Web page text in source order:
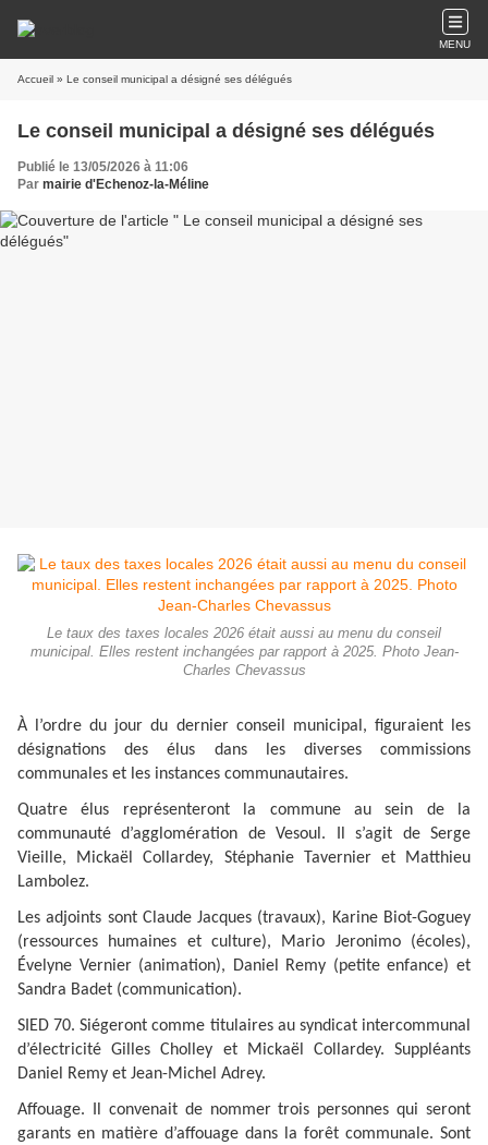
MENU
Accueil » Le conseil municipal a désigné ses délégués
Le conseil municipal a désigné ses délégués
Publié le 13/05/2026 à 11:06
Par mairie d'Echenoz-la-Méline
Le taux des taxes locales 2026 était aussi au menu du conseil
municipal. Elles restent inchangées par rapport à 2025. Photo Jean-
Charles Chevassus
À l’ordre du jour du dernier conseil municipal, figuraient les
désignations des élus dans les diverses commissions
communales et les instances communautaires.
Quatre élus représenteront la commune au sein de la
communauté d’agglomération de Vesoul. Il s’agit de Serge
Vieille, Mickaël Collardey, Sté­phanie Tavernier et Matthieu
Lambolez.
Les adjoints sont Claude Jacques (travaux), Ka­rine Biot-Goguey
(ressources humaines et culture), Mario Jeronimo (écoles),
Évelyne Ver­nier (animation), Daniel Remy (petite enfance) et
Sandra Badet (communication).
SIED 70. Siégeront comme titulaires au syndicat intercommunal
d’électricité Gilles Cholley et Mickaël Collardey. Suppléants
Daniel Remy et Jean-Michel Adrey.
Affouage. Il convenait de nommer trois personnes qui seront
garants en matière d’affouage dans la forêt communale. Sont